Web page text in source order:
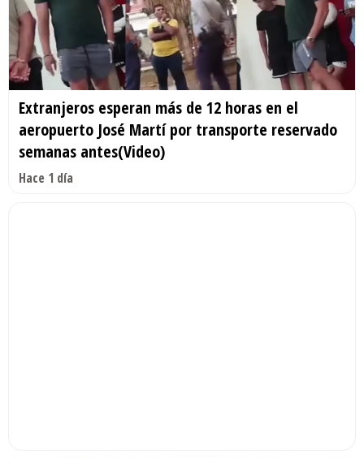
Extranjeros esperan más de 12 horas en el
aeropuerto José Martí por transporte reservado
semanas antes(Video)
Hace 1 día